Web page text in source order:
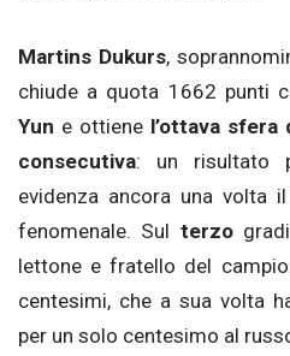
Martins Dukurs,
chiude a quota 1662 punti
Yun e ottiene l’ottava
consecutiva: un risultato
evidenza ancora una volta
fenomenale. Sul terzo
lettone e fratello del
centesimi, che a sua volta
per un solo centesimo al